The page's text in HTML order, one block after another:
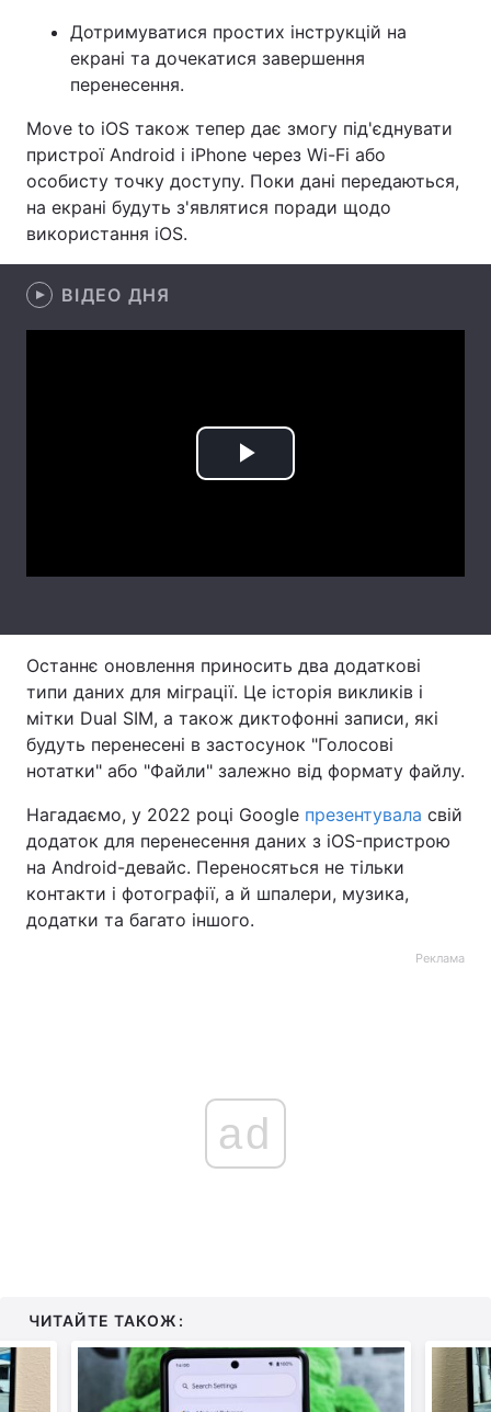
Інтерв'ю Думки
Контакти
Послуги
Дотримуватися простих інструкцій на
екрані та дочекатися завершення
перенесення.
Move to iOS також тепер дає змогу під'єднувати
пристрої Android і iPhone через Wi-Fi або
особисту точку доступу. Поки дані передаються,
на екрані будуть з'являтися поради щодо
використання iOS.
ВІДЕО ДНЯ
Play
Останнє оновлення приносить два додаткові
типи даних для міграції. Це історія викликів і
мітки Dual SIM, а також диктофонні записи, які
будуть перенесені в застосунок "Голосові
нотатки" або "Файли" залежно від формату файлу.
Нагадаємо, у 2022 році Google презентувала свій
додаток для перенесення даних з iOS-пристрою
на Android-девайс. Переносяться не тільки
контакти і фотографії, а й шпалери, музика,
додатки та багато іншого.
Реклама
ad
ЧИТАЙТЕ ТАКОЖ: